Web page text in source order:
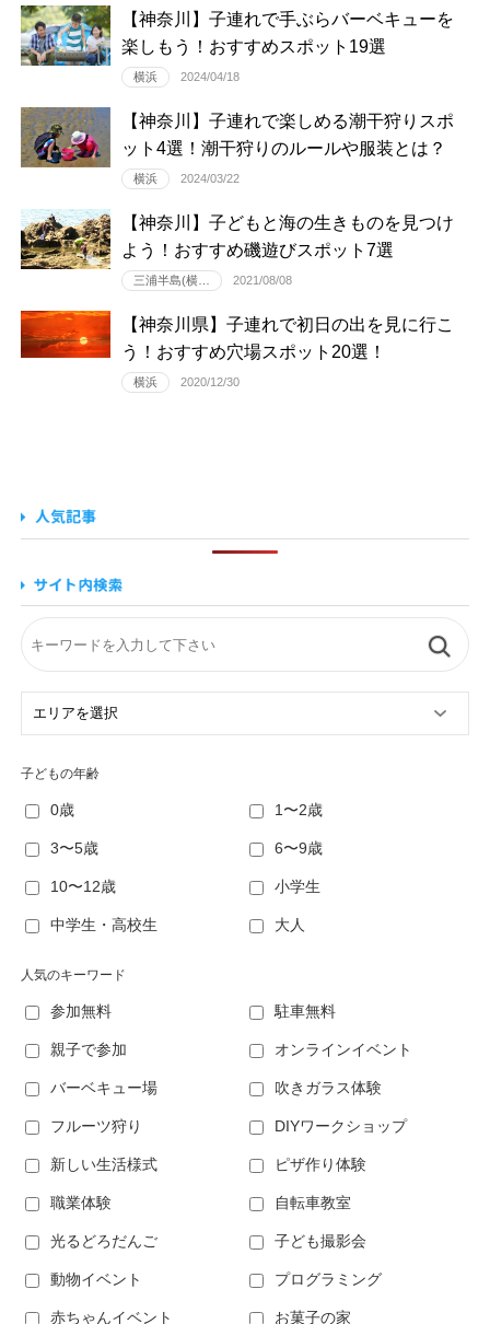
【神奈川】子連れで手ぶらバーベキューを
楽しもう！おすすめスポット19選
横浜 2024/04/18
【神奈川】子連れで楽しめる潮干狩りスポ
ット4選！潮干狩りのルールや服装とは？
横浜 2024/03/22
【神奈川】子どもと海の生きものを見つけ
よう！おすすめ磯遊びスポット7選
三浦半島(横… 2021/08/08
【神奈川県】子連れで初日の出を見に行こ
う！おすすめ穴場スポット20選！
横浜 2020/12/30
子どもの年齢
0歳 1〜2歳
3〜5歳 6〜9歳
10〜12歳 小学生
中学生・高校生 大人
人気のキーワード
参加無料 駐車無料
親子で参加 オンラインイベント
バーベキュー場 吹きガラス体験
フルーツ狩り DIYワークショップ
新しい生活様式 ピザ作り体験
職業体験 自転車教室
光るどろだんご 子ども撮影会
動物イベント プログラミング
赤ちゃんイベント お菓子の家